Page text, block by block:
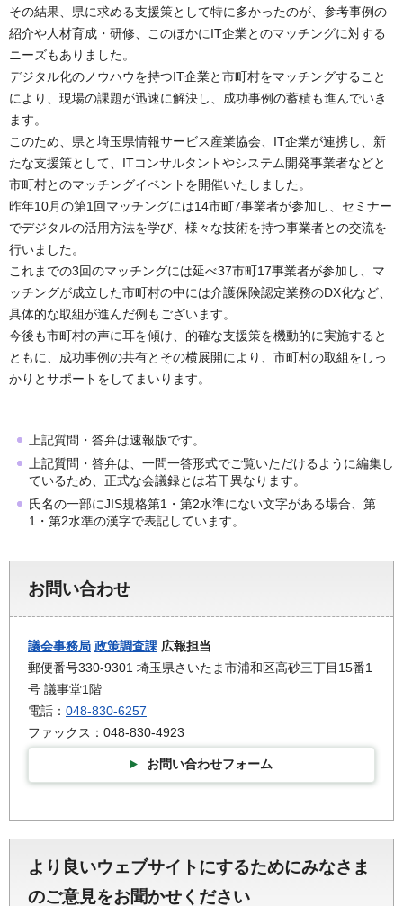
その結果、県に求める支援策として特に多かったのが、参考事例の
紹介や人材育成・研修、このほかにIT企業とのマッチングに対する
ニーズもありました。
デジタル化のノウハウを持つIT企業と市町村をマッチングすること
により、現場の課題が迅速に解決し、成功事例の蓄積も進んでいき
ます。
このため、県と埼玉県情報サービス産業協会、IT企業が連携し、新
たな支援策として、ITコンサルタントやシステム開発事業者などと
市町村とのマッチングイベントを開催いたしました。
昨年10月の第1回マッチングには14市町7事業者が参加し、セミナー
でデジタルの活用方法を学び、様々な技術を持つ事業者との交流を
行いました。
これまでの3回のマッチングには延べ37市町17事業者が参加し、マ
ッチングが成立した市町村の中には介護保険認定業務のDX化など、
具体的な取組が進んだ例もございます。
今後も市町村の声に耳を傾け、的確な支援策を機動的に実施すると
ともに、成功事例の共有とその横展開により、市町村の取組をしっ
かりとサポートをしてまいります。
上記質問・答弁は速報版です。
上記質問・答弁は、一問一答形式でご覧いただけるように編集し
ているため、正式な会議録とは若干異なります。
氏名の一部にJIS規格第1・第2水準にない文字がある場合、第
1・第2水準の漢字で表記しています。
お問い合わせ
議会事務局 政策調査課 広報担当
郵便番号330-9301 埼玉県さいたま市浦和区高砂三丁目15番1
号 議事堂1階
電話： 048-830-6257
ファックス：048-830-4923
お問い合わせフォーム
より良いウェブサイトにするためにみなさま
のご意見をお聞かせください